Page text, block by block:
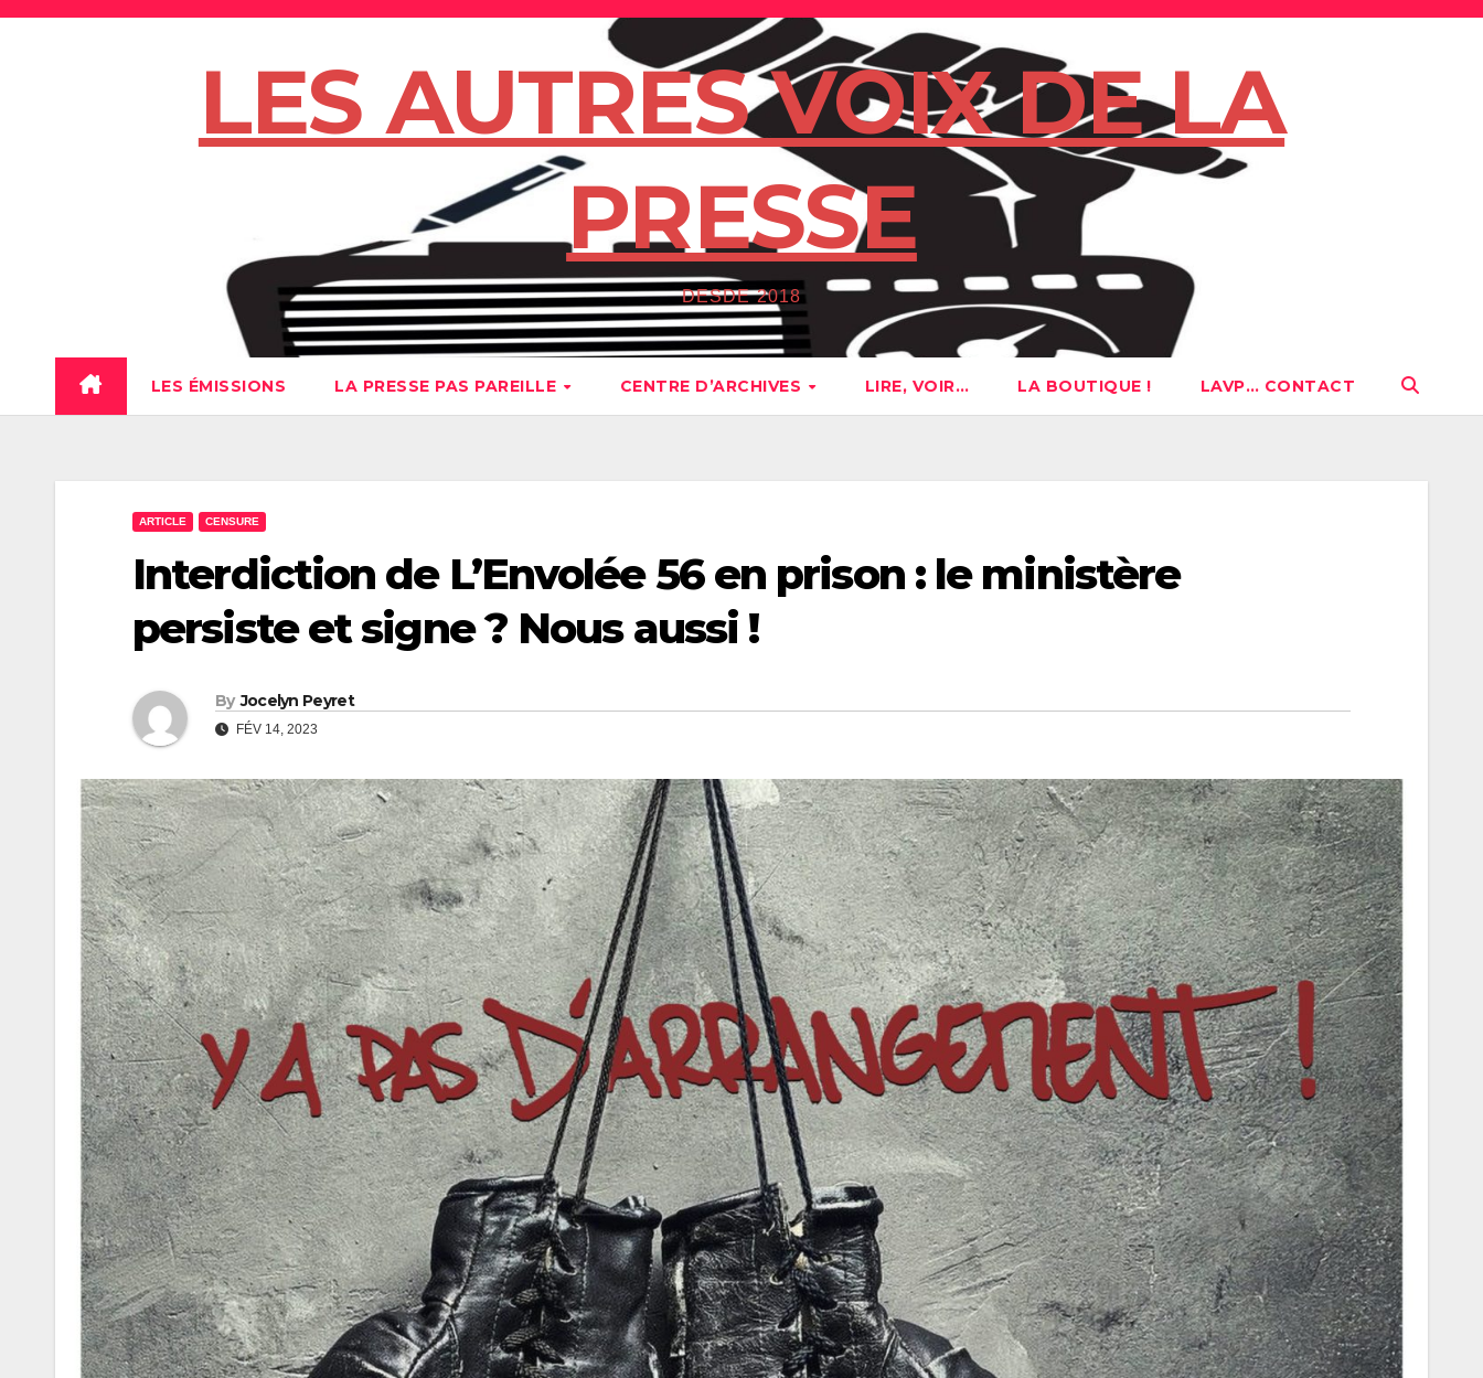
Skip
LES AUTRES VOIX DE LA
PRESSE
DESDE 2018
LES ÉMISSIONS LA PRESSE PAS PAREILLE CENTRE D’ARCHIVES LIRE, VOIR… LA BOUTIQUE ! LAVP… CONTACT
ARTICLE CENSURE
Interdiction de L’Envolée 56 en prison : le ministère
persiste et signe ? Nous aussi !
By Jocelyn Peyret
FÉV 14, 2023